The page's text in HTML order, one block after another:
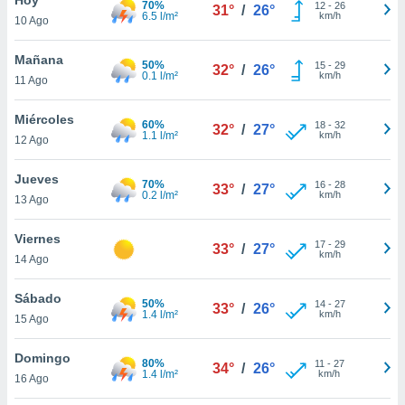
en
más
nuestra
de
cookies
aceptar
10 Ago
70%
6.5 l/m²
31° / 26° 12- 26
km/h
Mañana
11 Ago
50%
0.1 l/m²
32° / 26° 15- 29
km/h
Miércoles
12 Ago
60%
1.1 l/m²
32° / 27° 18- 32
km/h
Jueves
13 Ago
70%
0.2 l/m²
33° / 27° 16- 28
km/h
Viernes
14 Ago
33° / 27° 17- 29
km/h
Sábado
15 Ago
50%
1.4 l/m²
33° / 26° 14- 27
km/h
Domingo
16 Ago
80%
1.4 l/m²
34° / 26° 11 - 27
km/h